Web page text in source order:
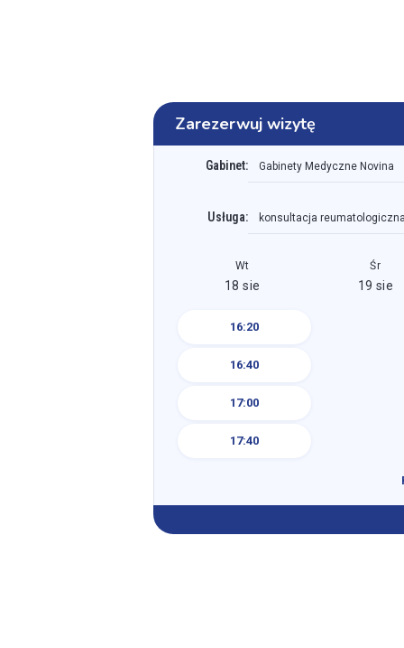
Zarezerwuj wizytę
Gabinet: Gabinety Medyczne Novina
Usługa:
Wt
18 sie
16:20
16:40
17:00
17:40
Śr
19 sie